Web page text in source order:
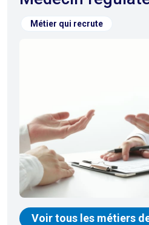
Métier qui recrute
Voir tous les métiers